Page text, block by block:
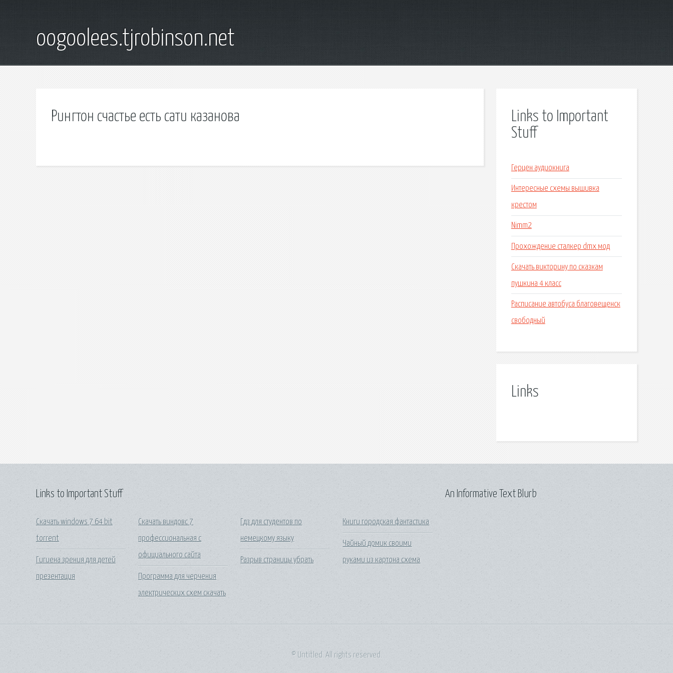
oogoolees.tjrobinson.net
Рингтон счастье есть сати казанова
Links to Important
Stuff
Герцен аудиокнига
Интересные схемы вышивка
крестом
Nimm2
Прохождение сталкер dmx мод
Скачать викторину по сказкам
пушкина 4 класс
Расписание автобуса благовещенск
свободный
Links
Links to Important Stuff
Скачать windows 7 64 bit
torrent
Гигиена зрения для детей
презентация
Скачать виндовс 7
профессиональная с
официального сайта
Программа для черчения
электрических схем скачать
Гдз для студентов по
немецкому языку
Разрыв страницы убрать
Книги городская фантастика
Чайный домик своими
руками из картона схема
An Informative Text Blurb
© Untitled. All rights reserved.